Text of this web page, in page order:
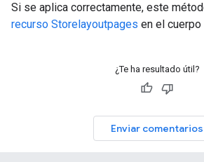
Si se aplica correctamente, este
recurso Storelayoutpages en el
¿Te ha resultado útil?
Enviar comentarios